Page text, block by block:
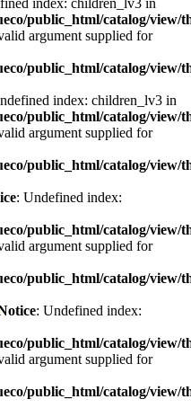
index: children_lv3 in
public_html/catalog/view/
argument supplied for
public_html/catalog/view/
index: children_lv3 in
public_html/catalog/view/
argument supplied for
public_html/catalog/view/
: Undefined index:
public_html/catalog/view/
argument supplied for
public_html/catalog/view/
: Undefined index:
public_html/catalog/view/
argument supplied for
public_html/catalog/view/